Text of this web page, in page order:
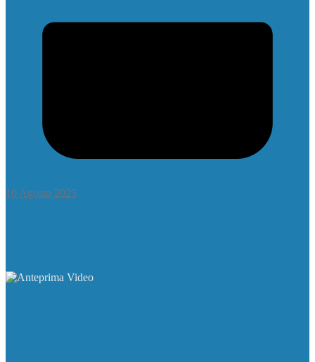
10 Agosto 2025